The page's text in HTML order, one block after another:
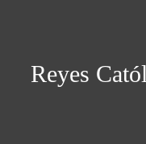
Reyes